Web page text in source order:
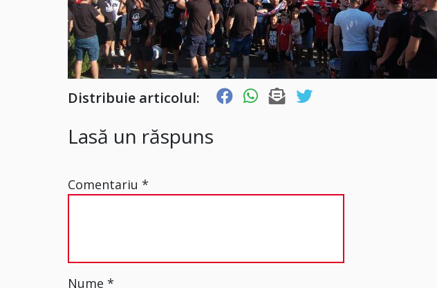
Distribuie articolul:
Lasă un răspuns
Comentariu*
Nume*